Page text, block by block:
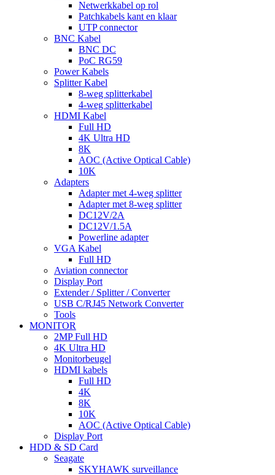
Netwerkkabel op rol
Patchkabels kant en klaar
UTP connector
BNC Kabel
BNC DC
PoC RG59
Power Kabels
Splitter Kabel
8-weg splitterkabel
4-weg splitterkabel
HDMI Kabel
Full HD
4K Ultra HD
8K
AOC (Active Optical Cable)
10K
Adapters
Adapter met 4-weg splitter
Adapter met 8-weg splitter
DC12V/2A
DC12V/1.5A
Powerline adapter
VGA Kabel
Full HD
Aviation connector
Display Port
Extender / Splitter / Converter
USB C/RJ45 Network Converter
Tools
MONITOR
2MP Full HD
4K Ultra HD
Monitorbeugel
HDMI kabels
Full HD
4K
8K
10K
AOC (Active Optical Cable)
Display Port
HDD & SD Card
Seagate
SKYHAWK surveillance